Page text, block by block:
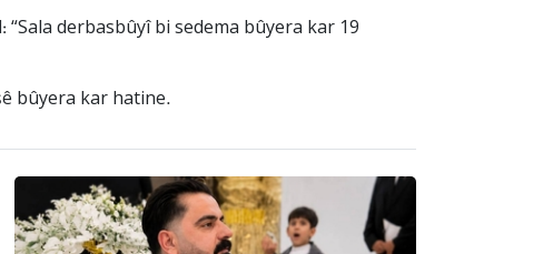
derbasbûyî bi sedema bûyera kar 19
bûyera kar hatine.